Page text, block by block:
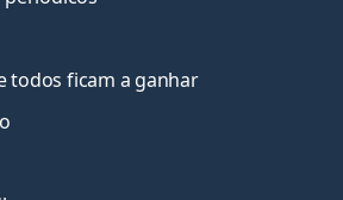
todos ficam a ganhar